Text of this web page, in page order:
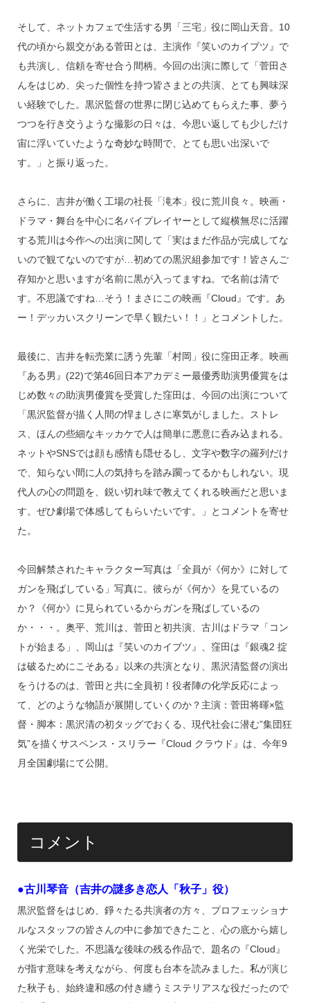
そして、ネットカフェで生活する男「三宅」役に岡山天音。10
代の頃から親交がある菅田とは、主演作『笑いのカイブツ』で
も共演し、信頼を寄せ合う間柄。今回の出演に際して「菅田さ
んをはじめ、尖った個性を持つ皆さまとの共演、とても興味深
い経験でした。黒沢監督の世界に閉じ込めてもらえた事、夢う
つつを行き交うような撮影の日々は、今思い返しても少しだけ
宙に浮いていたような奇妙な時間で、とても思い出深いで
す。」と振り返った。
さらに、吉井が働く工場の社長「滝本」役に荒川良々。映画・
ドラマ・舞台を中心に名バイプレイヤーとして縦横無尽に活躍
する荒川は今作への出演に関して「実はまだ作品が完成してな
いので観てないのですが…初めての黒沢組参加です！皆さんご
存知かと思いますが名前に黒が入ってますね。で名前は清で
す。不思議ですね…そう！まさにこの映画『Cloud』です。あ
ー！デッカいスクリーンで早く観たい！！」とコメントした。
最後に、吉井を転売業に誘う先輩「村岡」役に窪田正孝。映画
『ある男』(22)で第46回日本アカデミー最優秀助演男優賞をは
じめ数々の助演男優賞を受賞した窪田は、今回の出演について
「黒沢監督が描く人間の悍ましさに寒気がしました。ストレ
ス、ほんの些細なキッカケで人は簡単に悪意に呑み込まれる。
ネットやSNSでは顔も感情も隠せるし、文字や数字の羅列だけ
で、知らない間に人の気持ちを踏み躙ってるかもしれない。現
代人の心の問題を、鋭い切れ味で教えてくれる映画だと思いま
す。ぜひ劇場で体感してもらいたいです。」とコメントを寄せ
た。
今回解禁されたキャラクター写真は「全員が《何か》に対して
ガンを飛ばしている」写真に。彼らが《何か》を見ているの
か？《何か》に見られているからガンを飛ばしているの
か・・・。奥平、荒川は、菅田と初共演、古川はドラマ「コン
トが始まる」、岡山は『笑いのカイブツ』、窪田は『銀魂2 掟
は破るためにこそある』以来の共演となり、黒沢清監督の演出
をうけるのは、菅田と共に全員初！役者陣の化学反応によっ
て、どのような物語が展開していくのか？主演：菅田将暉×監
督・脚本：黒沢清の初タッグでおくる、現代社会に潜む”集団狂
気”を描くサスペンス・スリラー『Cloud クラウド』は、今年9
月全国劇場にて公開。
コメント
●古川琴音（吉井の謎多き恋人「秋子」役）
黒沢監督をはじめ、錚々たる共演者の方々、プロフェッショナ
ルなスタッフの皆さんの中に参加できたこと、心の底から嬉し
く光栄でした。不思議な後味の残る作品で、題名の『Cloud』
が指す意味を考えながら、何度も台本を読みました。私が演じ
た秋子も、始終違和感の付き纏うミステリアスな役だったので